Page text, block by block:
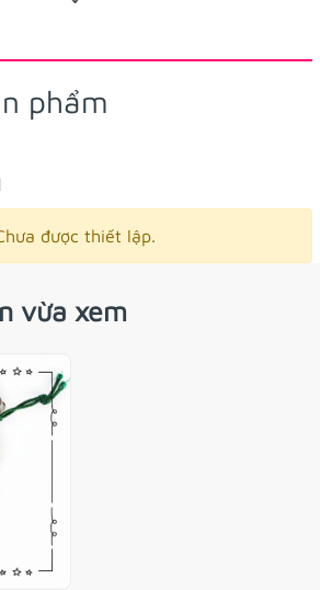
ảnh một cây bút chì màu cam
tròn và các đường lượn sóng màu
trên cây bút chì là các ký tự Hán
Trạng Nguyên), có nghĩa là "trạng
Yushou được gắn một móc khóa
xanh lá cây, thắt nút trang trọng,
sách hoặc chìa khóa hoặc dành để
mình nhé!
treo cặp, balo, treo chìa khóa, để ví,
tặng kèm túi nhựa bảo vệ bên
xinh xắn may mắn nhé!
Điều Ước tự chụp nà! Màu sắc bên
trong ảnh một chút nha!
phẩm
được thiết lập.
vừa xem